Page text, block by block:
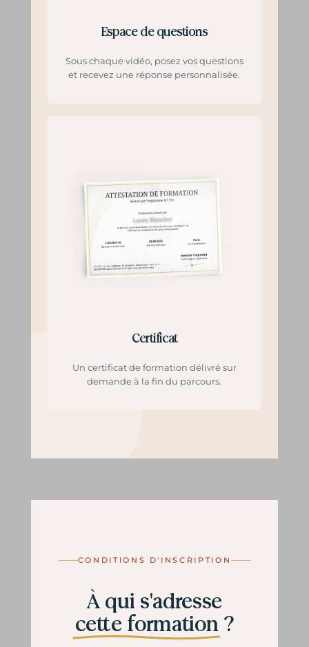
Espace de questions
Sous chaque vidéo, posez vos questions
et recevez une réponse personnalisée.
Certificat
Un certificat de formation délivré sur
demande à la fin du parcours.
CONDITIONS D'INSCRIPTION
À qui s'adresse
cette formation?